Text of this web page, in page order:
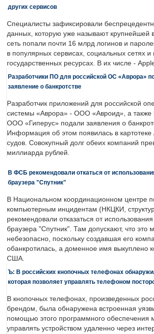
других сервисов
Специалисты зафиксировали
данных, которую уже называют крупнейшей
сеть попали почти 16 млрд логинов и
в популярных сервисах, социальных сетях и
государственных ресурсах. В их числе -
Разработчики ПО для российской ОС «Аврора»
заявление о банкротстве
Разработчик приложений для российской
системы «Аврора» - ООО «Авроид», а также
ООО «Гиперус» подали заявления о
Информация об этом появилась в
судов. Совокупный долг обеих компаний
миллиарда рублей.
В ФСБ рекомендовали откаться от
браузера "Спутник"
В Национальном координационном центре
компьютерным инцидентам (НКЦКИ,
рекомендовали отказаться от
браузера "Спутник". Там допускают, что это
небезопасно, поскольку создавшая его
обанкротилась, а доменное имя выкуплено
США.
Ъ: В российских кнопочных телефонах
которая позволяет управлять телефоном
В кнопочных телефонах, произведенных
брендом, была обнаружена встроенная
помощью этого программного обеспечения
управлять устройством удаленно через